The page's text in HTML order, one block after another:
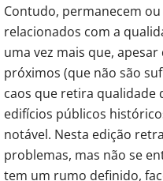
Contudo, permanecem
relacionados com a
uma vez mais que,
próximos (que não são
caos que retira qualidade
edifícios públicos
notável. Nesta edição
problemas, mas não se
tem um rumo definido,